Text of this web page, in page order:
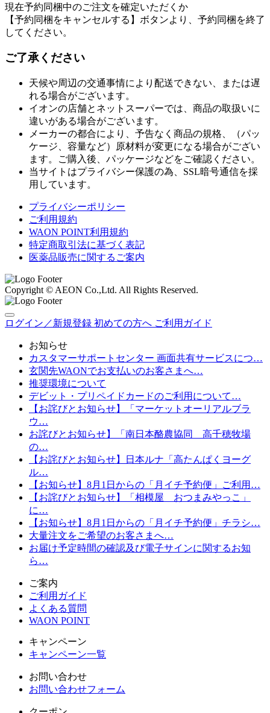
現在予約同梱中のご注文を確定いただくか
【予約同梱をキャンセルする】ボタンより、予約同梱を終了
してください。
ご了承ください
天候や周辺の交通事情により配送できない、または遅
れる場合がございます。
イオンの店舗とネットスーパーでは、商品の取扱いに
違いがある場合がございます。
メーカーの都合により、予告なく商品の規格、（パッ
ケージ、容量など）原材料が変更になる場合がござい
ます。ご購入後、パッケージなどをご確認ください。
当サイトはプライバシー保護の為、SSL暗号通信を採
用しています。
プライバシーポリシー
ご利用規約
WAON POINT利用規約
特定商取引法に基づく表記
医薬品販売に関するご案内
Copyright © AEON Co.,Ltd. All Rights Reserved.
ログイン／新規登録 初めての方へ ご利用ガイド
お知らせ
カスタマーサポートセンター 画面共有サービスにつ…
玄関先WAONでお支払いのお客さまへ…
推奨環境について
デビット・プリペイドカードのご利用について…
【お詫びとお知らせ】「マーケットオーリアルブラ
ウ…
お詫びとお知らせ】「南日本酪農協同 高千穂牧場
の…
【お詫びとお知らせ】日本ルナ「高たんぱくヨーグ
ル…
【お知らせ】8月1日からの「月イチ予約便」ご利用…
【お詫びとお知らせ】「相模屋 おつまみやっこ」
に…
【お知らせ】8月1日からの「月イチ予約便」チラシ…
大量注文をご希望のお客さまへ…
お届け予定時間の確認及び電子サインに関するお知
ら…
ご案内
ご利用ガイド
よくある質問
WAON POINT
キャンペーン
キャンペーン一覧
お問い合わせ
お問い合わせフォーム